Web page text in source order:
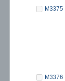
M3375
M3376